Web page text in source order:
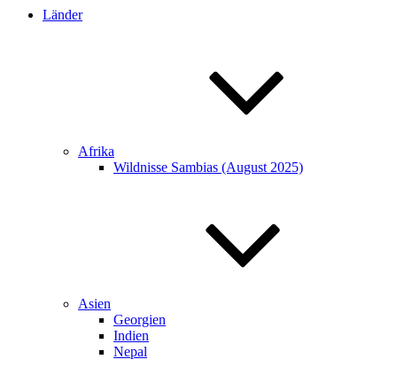
Länder
Afrika
Wildnisse Sambias (August 2025)
Asien
Georgien
Indien
Nepal